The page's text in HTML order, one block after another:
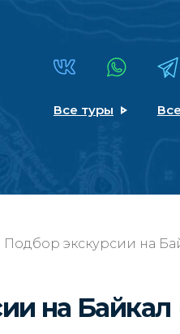
Все туры
Подбор экскурсии на
на Байкал